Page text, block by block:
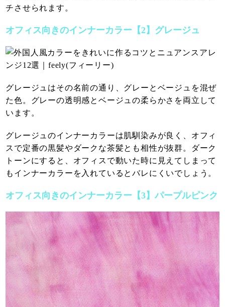
チさせられます。
オフィス向きのインナーカラー【2】グレージュ
グレージュはその名前の通り、グレーとベージュを混ぜ
た色。グレーの透明感とベージュの柔らかさを両立して
います。
グレージュのインナーカラーは肌馴染みが良く、オフィ
スで定番の黒髪やダークな茶髪とも相性が抜群。ダーク
トーンにすると、オフィスで動いた時に見えてしまって
もインナーカラーを入れているとバレにくいでしょう。
オフィス向きのインナーカラー【3】パープルピンク